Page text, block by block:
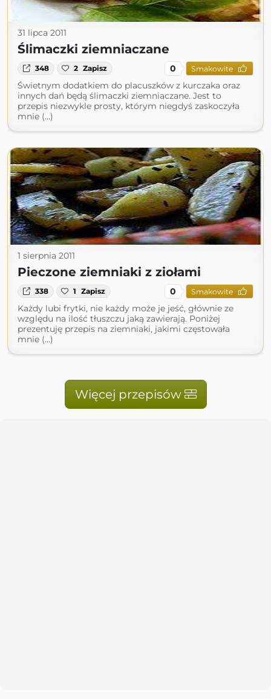
31 lipca 2011
Ślimaczki ziemniaczane
348 2 Zapisz 0 Smakowite
Świetnym dodatkiem do placuszków z kurczaka oraz
innych dań będą ślimaczki ziemniaczane. Jest to
przepis niezwykle prosty, którym niegdyś zaskoczyła
mnie (...)
1 sierpnia 2011
Pieczone ziemniaki z ziołami
338 1 Zapisz 0 Smakowite
Każdy lubi frytki, nie każdy może je jeść, głównie ze
względu na ilość tłuszczu jaką zawierają. Poniżej
prezentuję przepis na ziemniaki, jakimi częstowała
mnie (...)
Więcej przepisów